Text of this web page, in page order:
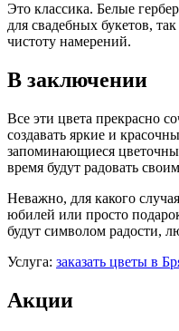
Это классика. Белые
для свадебных букетов,
чистоту намерений.
В заключении
Все эти цвета прекрасно
создавать яркие и
запоминающиеся
время будут радовать
Неважно, для какого
юбилей или просто
будут символом радости,
Услуга: заказать цветы в
Акции